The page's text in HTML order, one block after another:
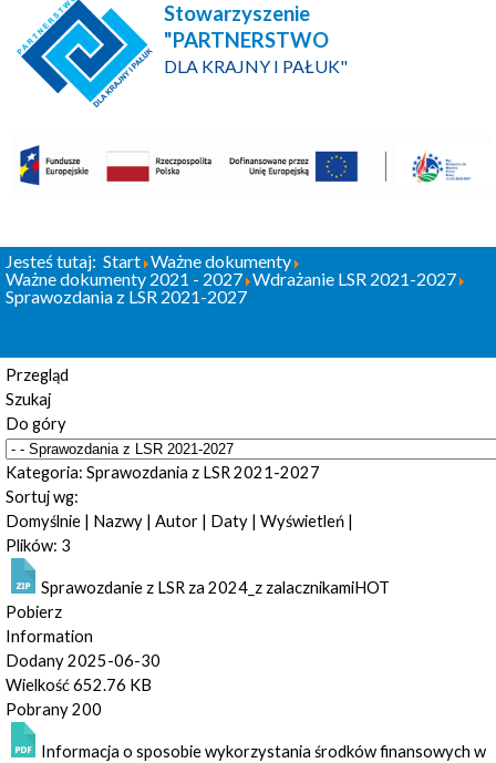
Stowarzyszenie
"PARTNERSTWO
DLA KRAJNY I PAŁUK"
Jesteś tutaj: Start Ważne dokumenty
Ważne dokumenty 2021 - 2027 Wdrażanie LSR 2021-2027
Sprawozdania z LSR 2021-2027
Przegląd
Szukaj
Do góry
Kategoria: Sprawozdania z LSR 2021-2027
Sortuj wg:
Domyślnie | Nazwy | Autor | Daty | Wyświetleń |
Plików: 3
Sprawozdanie z LSR za 2024_z zalacznikamiHOT
Pobierz
Information
Dodany2025-06-30
Wielkość652.76 KB
Pobrany200
Informacja o sposobie wykorzystania środków finansowych w